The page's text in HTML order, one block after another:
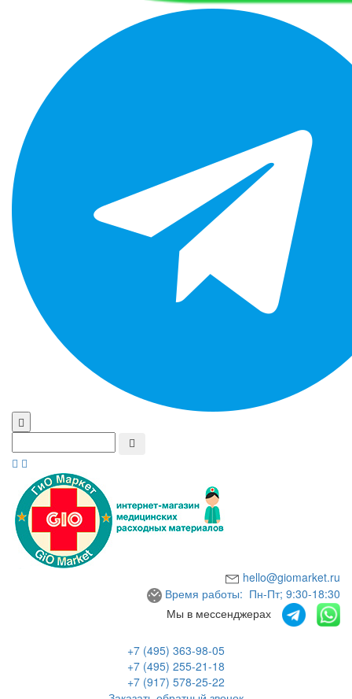
hello@giomarket.ru
Время работы: Пн-Пт; 9:30-18:30
Мы в мессенджерах
+7 (495) 363-98-05
+7 (495) 255-21-18
+7 (917) 578-25-22